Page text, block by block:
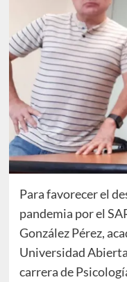
Para favorecer el
pandemia por el
González Pérez,
Universidad
carrera de